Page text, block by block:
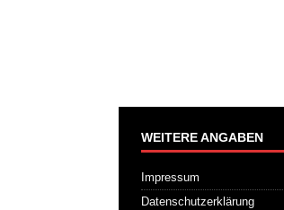
WEITERE ANGABEN
Impressum
Datenschutzerklärung